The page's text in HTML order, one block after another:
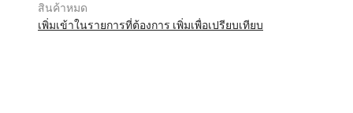
สินค้าหมด
เพิ่มเข้าในรายการที่ต้องการ เพิ่มเพื่อเปรียบเทียบ